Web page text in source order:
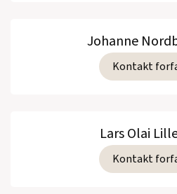
Johanne
Kontakt
Lars Olai
Kontakt